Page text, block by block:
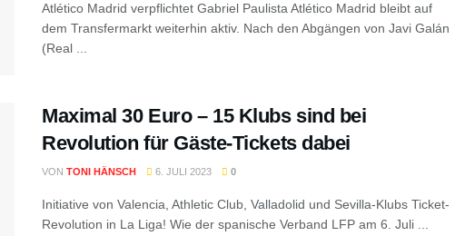
Atlético Madrid verpflichtet Gabriel Paulista Atlético Madrid bleibt auf
dem Transfermarkt weiterhin aktiv. Nach den Abgängen von Javi Galán
(Real ...
Maximal 30 Euro – 15 Klubs sind bei
Revolution für Gäste-Tickets dabei
VON TONI HÄNSCH 6. JULI 2023 0
Initiative von Valencia, Athletic Club, Valladolid und Sevilla-Klubs Ticket-
Revolution in La Liga! Wie der spanische Verband LFP am 6. Juli ...